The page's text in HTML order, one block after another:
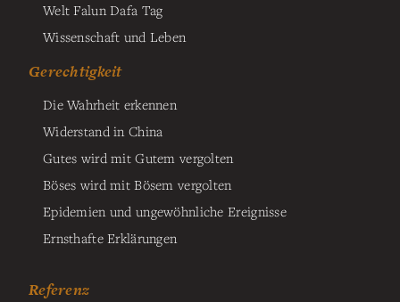
Welt Falun Dafa Tag
Wissenschaft und Leben
Gerechtigkeit
Die Wahrheit erkennen
Widerstand in China
Gutes wird mit Gutem vergolten
Böses wird mit Bösem vergolten
Epidemien und ungewöhnliche Ereignisse
Ernsthafte Erklärungen
Referenz